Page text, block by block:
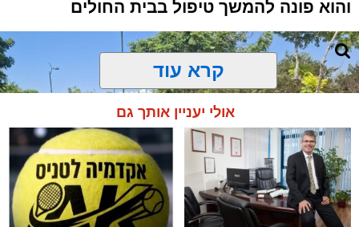
והוא פונה להמשך טיפול בבית החולים
קרא עוד
אולי יעניין אותך גם